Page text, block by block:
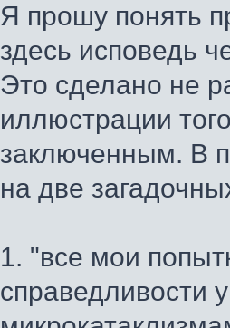
Я прошу понять
здесь исповедь
Это сделано не
иллюстрации
заключенным. В
на две
1. "все мои
справедливости